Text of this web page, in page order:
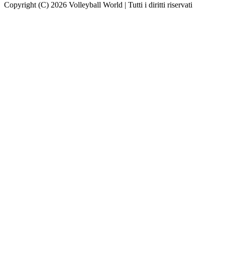
Copyright (C) 2026 Volleyball World | Tutti i diritti riservati